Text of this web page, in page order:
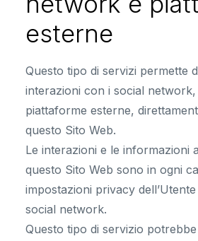
esterne
Questo tipo di servizi permette
interazioni con i social
piattaforme esterne,
questo Sito Web.
Le interazioni e le informazioni
questo Sito Web sono in ogni
impostazioni privacy
social network.
Questo tipo di servizio